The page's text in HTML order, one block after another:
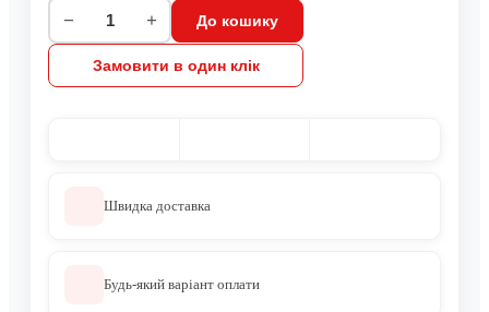
− + До кошику
Замовити в один клік
Швидка доставка
Будь-який варіант оплати